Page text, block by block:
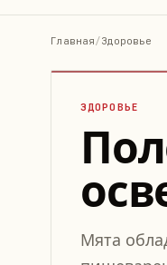
Главная/Здоровье
ЗДОРОВЬЕ
Мята